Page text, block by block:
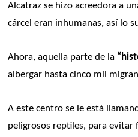
Alcatraz se hizo acreedora a
cárcel eran inhumanas, así lo
Ahora, aquella parte de la
albergar hasta cinco mil
A este centro se le está
peligrosos reptiles, para evitar